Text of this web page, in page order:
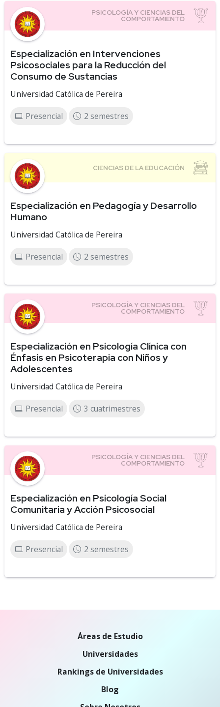
Especialización en Intervenciones
Psicosociales para la Reducción del
Consumo de Sustancias
Universidad Católica de Pereira
Presencial 2 semestres
Especialización en Pedagogía y Desarrollo
Humano
Universidad Católica de Pereira
Presencial 2 semestres
Especialización en Psicología Clínica con
Énfasis en Psicoterapia con Niños y
Adolescentes
Universidad Católica de Pereira
Presencial 3 cuatrimestres
Especialización en Psicología Social
Comunitaria y Acción Psicosocial
Universidad Católica de Pereira
Presencial 2 semestres
Áreas de Estudio
Universidades
Rankings de Universidades
Blog